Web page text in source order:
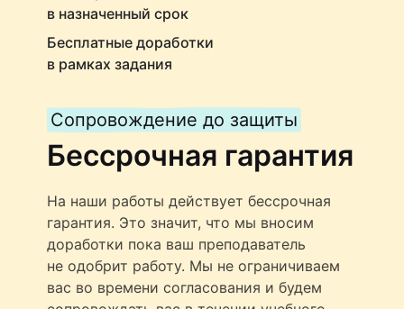
в назначенный срок
Бесплатные доработки
в рамках задания
Сопровождение до защиты
Бессрочная гарантия
На наши работы действует бессрочная
гарантия. Это значит, что мы вносим
доработки пока ваш преподаватель
не одобрит работу. Мы не ограничиваем
вас во времени согласования и будем